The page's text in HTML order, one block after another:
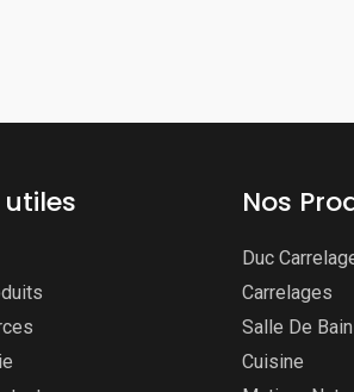
utiles Nos
Duc
Carrelages
Salle De
Cuisine